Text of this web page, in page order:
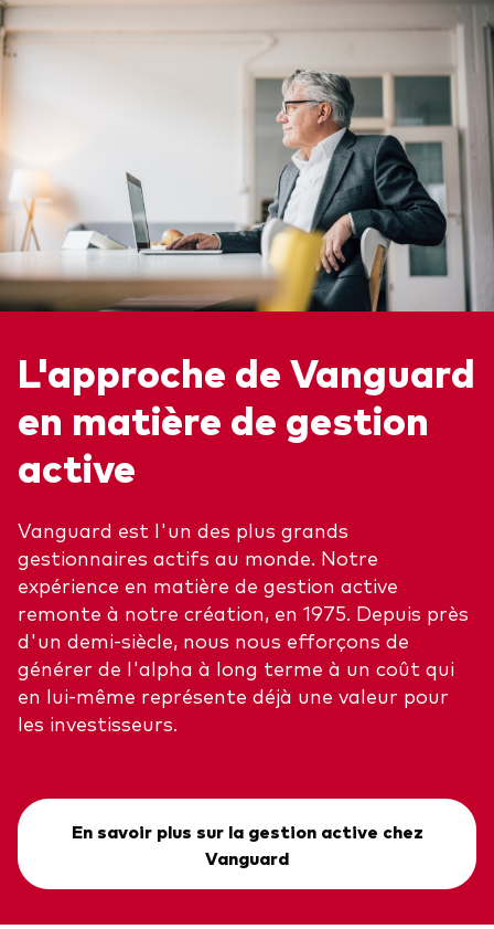
L'approche de Vanguard
en matière de gestion
active
Vanguard est l'un des plus grands
gestionnaires actifs au monde. Notre
expérience en matière de gestion active
remonte à notre création, en 1975. Depuis près
d'un demi-siècle, nous nous efforçons de
générer de l'alpha à long terme à un coût qui
en lui-même représente déjà une valeur pour
les investisseurs.
En savoir plus sur la gestion active chez
Vanguard